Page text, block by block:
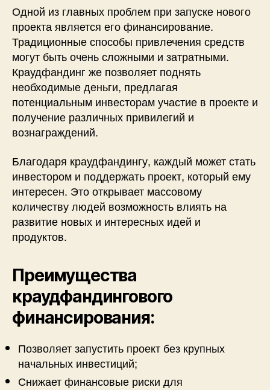
Одной из главных проблем при запуске нового
проекта является его финансирование.
Традиционные способы привлечения средств
могут быть очень сложными и затратными.
Краудфандинг же позволяет поднять
необходимые деньги, предлагая
потенциальным инвесторам участие в проекте и
получение различных привилегий и
вознаграждений.
Благодаря краудфандингу, каждый может стать
инвестором и поддержать проект, который ему
интересен. Это открывает массовому
количеству людей возможность влиять на
развитие новых и интересных идей и
продуктов.
Преимущества
краудфандингового
финансирования:
Позволяет запустить проект без крупных
начальных инвестиций;
Снижает финансовые риски для